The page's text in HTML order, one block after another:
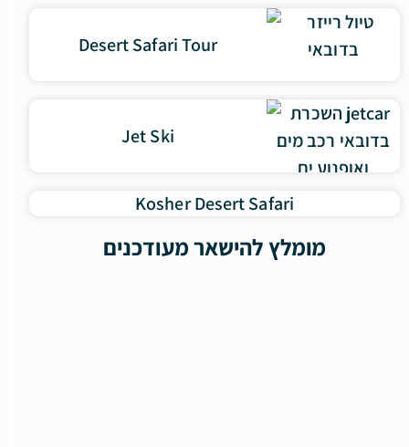
Desert Safari Tour
Jet Ski
Kosher Desert Safari
מומלץ להישאר מעודכנים